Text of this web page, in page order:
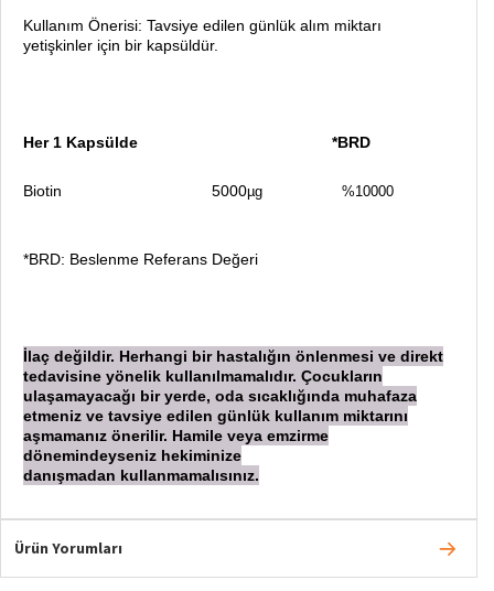
Kullanım Önerisi: Tavsiye edilen günlük alım miktarı
yetişkinler için bir kapsüldür.
Her 1 Kapsülde *BRD
Biotin 5000µg %10000
*BRD: Beslenme Referans Değeri
İlaç değildir. Herhangi bir hastalığın önlenmesi ve direkt
tedavisine yönelik kullanılmamalıdır. Çocukların
ulaşamayacağı bir yerde, oda sıcaklığında muhafaza
etmeniz ve tavsiye edilen günlük kullanım miktarını
aşmamanız önerilir. Hamile veya emzirme
dönemindeyseniz hekiminize
danışmadan kullanmamalısınız.
Ürün Yorumları